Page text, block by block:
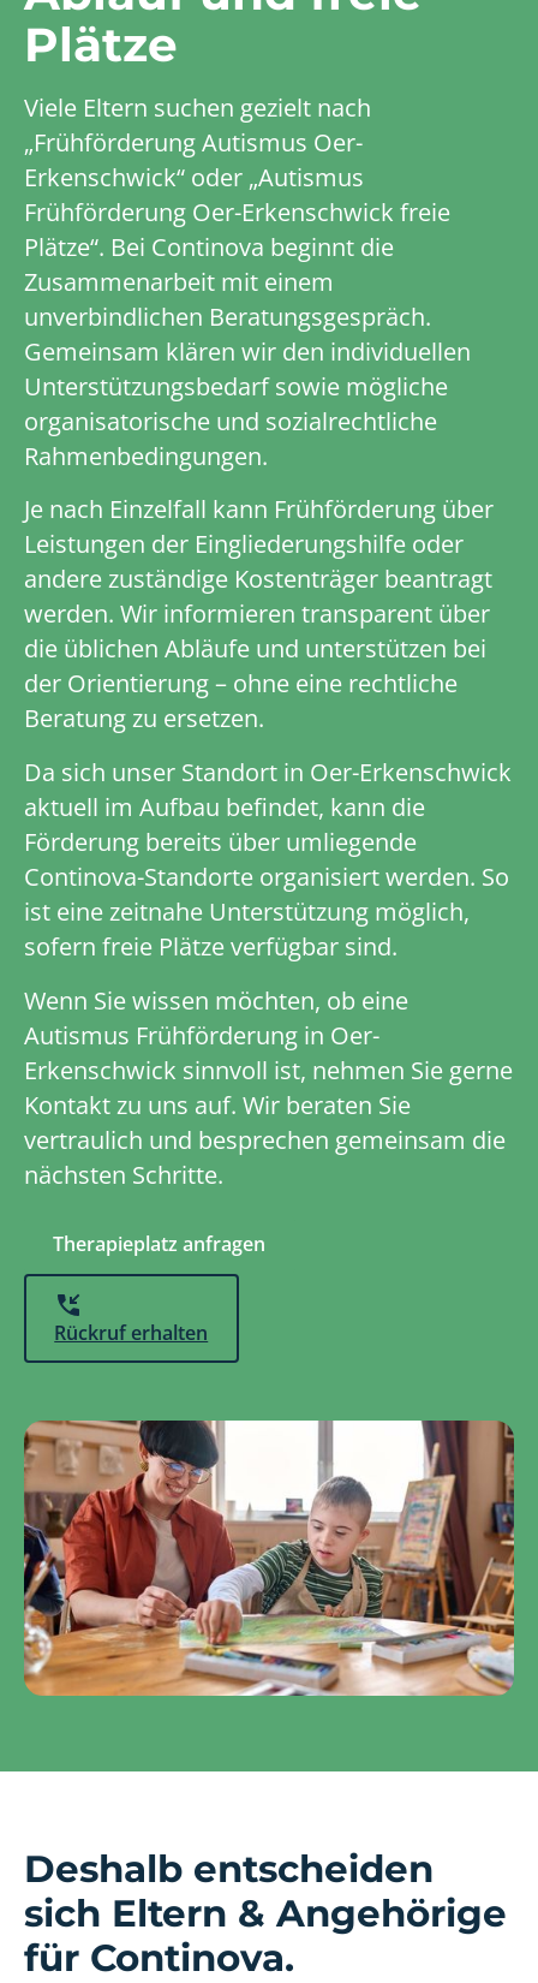
Plätze
Viele Eltern suchen gezielt nach
„Frühförderung Autismus Oer-
Erkenschwick“ oder „Autismus
Frühförderung Oer-Erkenschwick freie
Plätze“. Bei Continova beginnt die
Zusammenarbeit mit einem
unverbindlichen Beratungsgespräch.
Gemeinsam klären wir den individuellen
Unterstützungsbedarf sowie mögliche
organisatorische und sozialrechtliche
Rahmenbedingungen.
Je nach Einzelfall kann Frühförderung über
Leistungen der Eingliederungshilfe oder
andere zuständige Kostenträger beantragt
werden. Wir informieren transparent über
die üblichen Abläufe und unterstützen bei
der Orientierung – ohne eine rechtliche
Beratung zu ersetzen.
Da sich unser Standort in Oer-Erkenschwick
aktuell im Aufbau befindet, kann die
Förderung bereits über umliegende
Continova-Standorte organisiert werden. So
ist eine zeitnahe Unterstützung möglich,
sofern freie Plätze verfügbar sind.
Wenn Sie wissen möchten, ob eine
Autismus Frühförderung in Oer-
Erkenschwick sinnvoll ist, nehmen Sie gerne
Kontakt zu uns auf. Wir beraten Sie
vertraulich und besprechen gemeinsam die
nächsten Schritte.
Therapieplatz anfragen
Rückruf erhalten
Deshalb entscheiden
sich Eltern & Angehörige
für Continova.